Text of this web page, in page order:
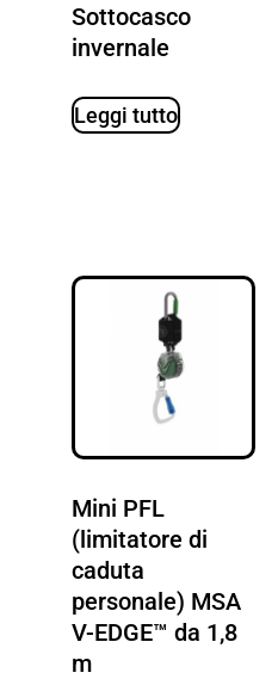
Sottocasco
invernale
Leggi tutto
Mini PFL
(limitatore di
caduta
personale) MSA
V-EDGE™ da 1,8
m